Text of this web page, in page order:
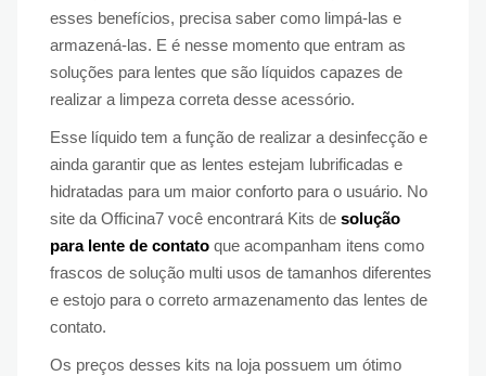
esses benefícios, precisa saber como limpá-las e
armazená-las. E é nesse momento que entram as
soluções para lentes que são líquidos capazes de
realizar a limpeza correta desse acessório.
Esse líquido tem a função de realizar a desinfecção e
ainda garantir que as lentes estejam lubrificadas e
hidratadas para um maior conforto para o usuário. No
site da Officina7 você encontrará Kits de solução
para lente de contato que acompanham itens como
frascos de solução multi usos de tamanhos diferentes
e estojo para o correto armazenamento das lentes de
contato.
Os preços desses kits na loja possuem um ótimo